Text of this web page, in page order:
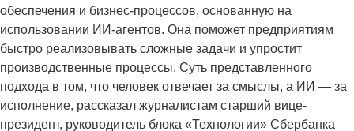
обеспечения и бизнес-процессов, основанную на
использовании ИИ-агентов. Она поможет предприятиям
быстро реализовывать сложные задачи и упростит
производственные процессы. Суть представленного
подхода в том, что человек отвечает за смыслы, а ИИ — за
исполнение, рассказал журналистам старший вице-
президент, руководитель блока «Технологии» Сбербанка